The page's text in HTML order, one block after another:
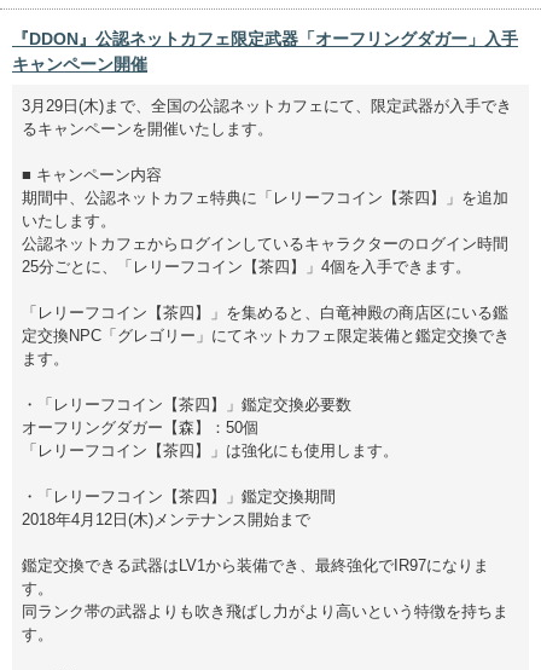
『DDON』公認ネットカフェ限定武器「オーフリングダガー」入手
キャンペーン開催
3月29日(木)まで、全国の公認ネットカフェにて、限定武器が入手でき
るキャンペーンを開催いたします。
■ キャンペーン内容
期間中、公認ネットカフェ特典に「レリーフコイン【茶四】」を追加
いたします。
公認ネットカフェからログインしているキャラクターのログイン時間
25分ごとに、「レリーフコイン【茶四】」4個を入手できます。
「レリーフコイン【茶四】」を集めると、白竜神殿の商店区にいる鑑
定交換NPC「グレゴリー」にてネットカフェ限定装備と鑑定交換でき
ます。
・「レリーフコイン【茶四】」鑑定交換必要数
オーフリングダガー【森】：50個
「レリーフコイン【茶四】」は強化にも使用します。
・「レリーフコイン【茶四】」鑑定交換期間
2018年4月12日(木)メンテナンス開始まで
鑑定交換できる武器はLV1から装備でき、最終強化でIR97になりま
す。
同ランク帯の武器よりも吹き飛ばし力がより高いという特徴を持ちま
す。